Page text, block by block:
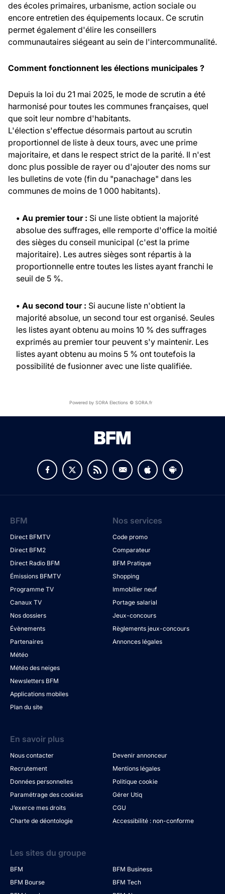
des écoles primaires, urbanisme, action sociale ou
encore entretien des équipements locaux. Ce scrutin
permet également d'élire les conseillers
communautaires siégeant au sein de l'intercommunalité.
Comment fonctionnent les élections municipales ?
Depuis la loi du 21 mai 2025, le mode de scrutin a été
harmonisé pour toutes les communes françaises, quel
que soit leur nombre d'habitants.
L'élection s'effectue désormais partout au scrutin
proportionnel de liste à deux tours, avec une prime
majoritaire, et dans le respect strict de la parité. Il n'est
donc plus possible de rayer ou d'ajouter des noms sur
les bulletins de vote (fin du "panachage" dans les
communes de moins de 1 000 habitants).
• Au premier tour : Si une liste obtient la majorité
absolue des suffrages, elle remporte d'office la moitié
des sièges du conseil municipal (c'est la prime
majoritaire). Les autres sièges sont répartis à la
proportionnelle entre toutes les listes ayant franchi le
seuil de 5 %.
• Au second tour : Si aucune liste n'obtient la
majorité absolue, un second tour est organisé. Seules
les listes ayant obtenu au moins 10 % des suffrages
exprimés au premier tour peuvent s'y maintenir. Les
listes ayant obtenu au moins 5 % ont toutefois la
possibilité de fusionner avec une liste qualifiée.
Powered by SORA Elections © SORA.fr
BFM
Direct BFMTV
Direct BFM2
Direct Radio BFM
Émissions BFMTV
Programme TV
Canaux TV
Nos dossiers
Évènements
Partenaires
Météo
Météo des neiges
Newsletters BFM
Applications mobiles
Plan du site
Nos services
Code promo
Comparateur
BFM Pratique
Shopping
Immobilier neuf
Portage salarial
Jeux-concours
Règlements jeux-concours
Annonces légales
En savoir plus
Nous contacter
Devenir annonceur
Recrutement
Mentions légales
Données personnelles
Politique cookie
Paramétrage des cookies
Gérer Utiq
J’exerce mes droits
CGU
Charte de déontologie
Accessibilité : non-conforme
Les sites du groupe
BFM
BFM Business
BFM Bourse
BFM Tech